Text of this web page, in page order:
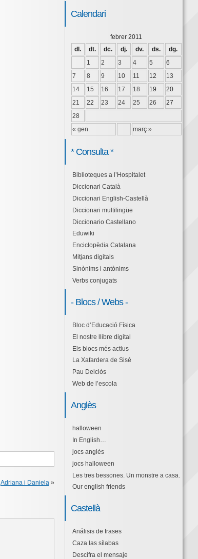
Adriana i Daniela»
Calendari
febrer 2011
dl.
dt. dc. dj. dv. ds. dg.
« gen. març »
1 2 3 4 5
6
7
8 9 10 11 12
13
14
15 16 17 18 19
20
21
22 23 24 25 26
27
28
* Consulta *
Biblioteques a l’Hospitalet
Diccionari Català
Diccionari English-Castellà
Diccionari multilingüe
Diccionario Castellano
Eduwiki
Enciclopèdia Catalana
Mitjans digitals
Sinònims i antònims
Verbs conjugats
- Blocs / Webs -
Bloc d’Educació Física
El nostre llibre digital
Els blocs més actius
La Xafardera de Sisè
Pau Delclòs
Web de l’escola
Anglès
halloween
In English…
jocs anglès
jocs halloween
Les tres bessones. Un monstre a casa.
Our english friends
Castellà
Análisis de frases
Caza las sílabas
Descifra el mensaje